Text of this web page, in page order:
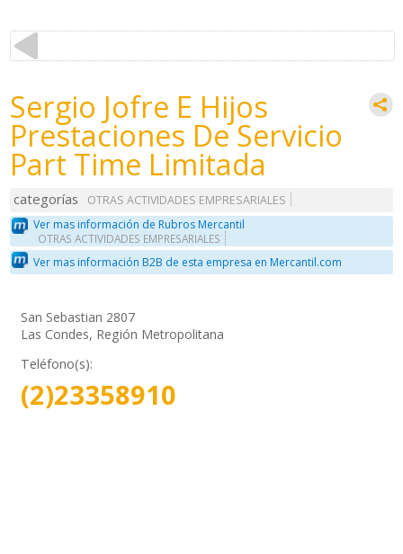
Sergio Jofre E Hijos
Prestaciones De Servicio
Part Time Limitada
categorías
OTRAS ACTIVIDADES EMPRESARIALES
Ver mas información de Rubros Mercantil
OTRAS ACTIVIDADES EMPRESARIALES
Ver mas información B2B de esta empresa en Mercantil.com
San Sebastian 2807
Las Condes, Región Metropolitana
Teléfono(s):
(2)23358910